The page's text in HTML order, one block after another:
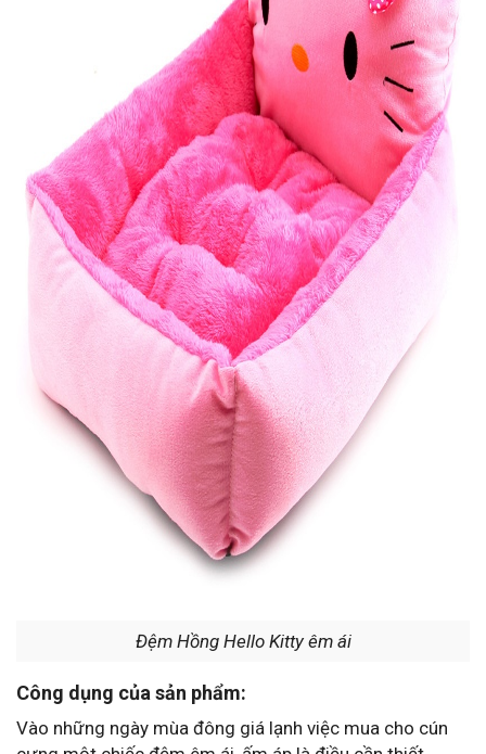
Đệm Hồng Hello Kitty êm ái
Công dụng của sản phẩm:
Vào những ngày mùa đông giá lạnh việc mua cho cún